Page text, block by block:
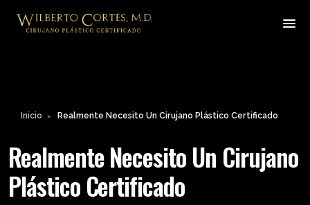
Inicio ► Realmente Necesito Un Cirujano Plástico Certificado
Realmente Necesito Un Cirujano
Plástico Certificado